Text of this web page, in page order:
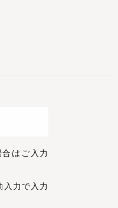
はご入力
力で入力